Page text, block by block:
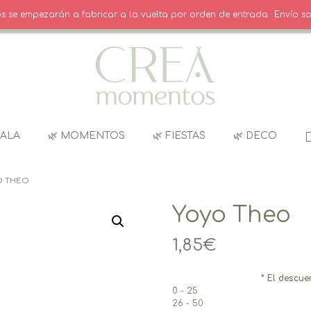
· INICIO SESIÓN / REGISTRO CARRITO
🌿 MOMENTOS 🌿 FIESTAS 🌿 DECO
THEO
Yoyo Theo
1,85€
* El
0 - 25
26 - 50
empezarán a fabricar a la vuelta por orden de entrada · Envío